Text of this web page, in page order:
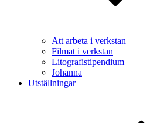
Att arbeta i verkstan
Filmat i verkstan
Litografistipendium
Johanna
Utställningar